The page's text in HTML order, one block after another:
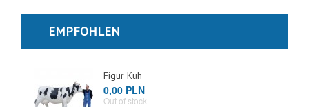
EMPFOHLEN
Figur Kuh
0,00 PLN
Out of stock